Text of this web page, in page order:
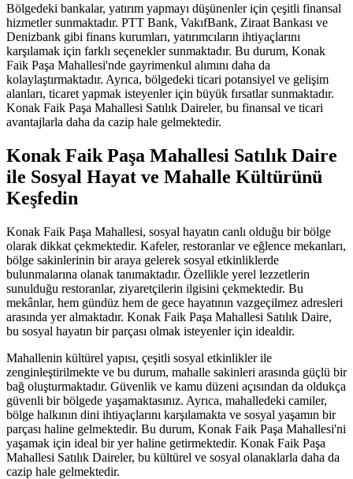
Bölgedeki bankalar, yatırım yapmayı düşünenler için çeşitli finansal
hizmetler sunmaktadır. PTT Bank, VakıfBank, Ziraat Bankası ve
Denizbank gibi finans kurumları, yatırımcıların ihtiyaçlarını
karşılamak için farklı seçenekler sunmaktadır. Bu durum, Konak
Faik Paşa Mahallesi'nde gayrimenkul alımını daha da
kolaylaştırmaktadır. Ayrıca, bölgedeki ticari potansiyel ve gelişim
alanları, ticaret yapmak isteyenler için büyük fırsatlar sunmaktadır.
Konak Faik Paşa Mahallesi Satılık Daireler, bu finansal ve ticari
avantajlarla daha da cazip hale gelmektedir.
Konak Faik Paşa Mahallesi Satılık Daire
ile Sosyal Hayat ve Mahalle Kültürünü
Keşfedin
Konak Faik Paşa Mahallesi, sosyal hayatın canlı olduğu bir bölge
olarak dikkat çekmektedir. Kafeler, restoranlar ve eğlence mekanları,
bölge sakinlerinin bir araya gelerek sosyal etkinliklerde
bulunmalarına olanak tanımaktadır. Özellikle yerel lezzetlerin
sunulduğu restoranlar, ziyaretçilerin ilgisini çekmektedir. Bu
mekânlar, hem gündüz hem de gece hayatının vazgeçilmez adresleri
arasında yer almaktadır. Konak Faik Paşa Mahallesi Satılık Daire,
bu sosyal hayatın bir parçası olmak isteyenler için idealdir.
Mahallenin kültürel yapısı, çeşitli sosyal etkinlikler ile
zenginleştirilmekte ve bu durum, mahalle sakinleri arasında güçlü bir
bağ oluşturmaktadır. Güvenlik ve kamu düzeni açısından da oldukça
güvenli bir bölgede yaşamaktasınız. Ayrıca, mahalledeki camiler,
bölge halkının dini ihtiyaçlarını karşılamakta ve sosyal yaşamın bir
parçası haline gelmektedir. Bu durum, Konak Faik Paşa Mahallesi'ni
yaşamak için ideal bir yer haline getirmektedir. Konak Faik Paşa
Mahallesi Satılık Daireler, bu kültürel ve sosyal olanaklarla daha da
cazip hale gelmektedir.